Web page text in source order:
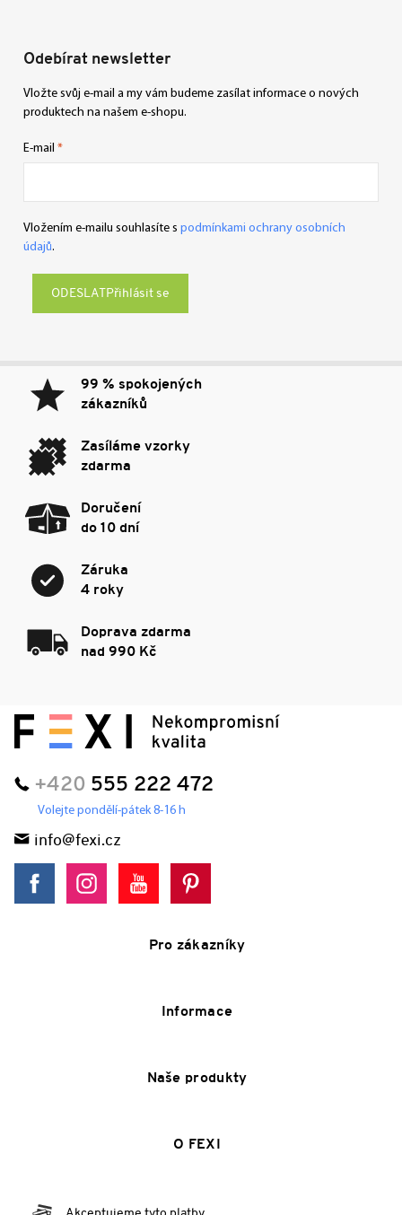
Odebírat newsletter
Vložte svůj e-mail a my vám budeme zasílat informace o nových
produktech na našem e-shopu.
E-mail
Vložením e-mailu souhlasíte s podmínkami ochrany osobních
údajů.
Přihlásit se
99 % spokojených
zákazníků
Zasíláme vzorky
zdarma
Doručení
do 10 dní
Záruka
4 roky
Doprava zdarma
nad 990 Kč
+420 555 222 472
Volejte pondělí-pátek 8-16 h
info@fexi.cz
Pro zákazníky
Informace
Naše produkty
O FEXI